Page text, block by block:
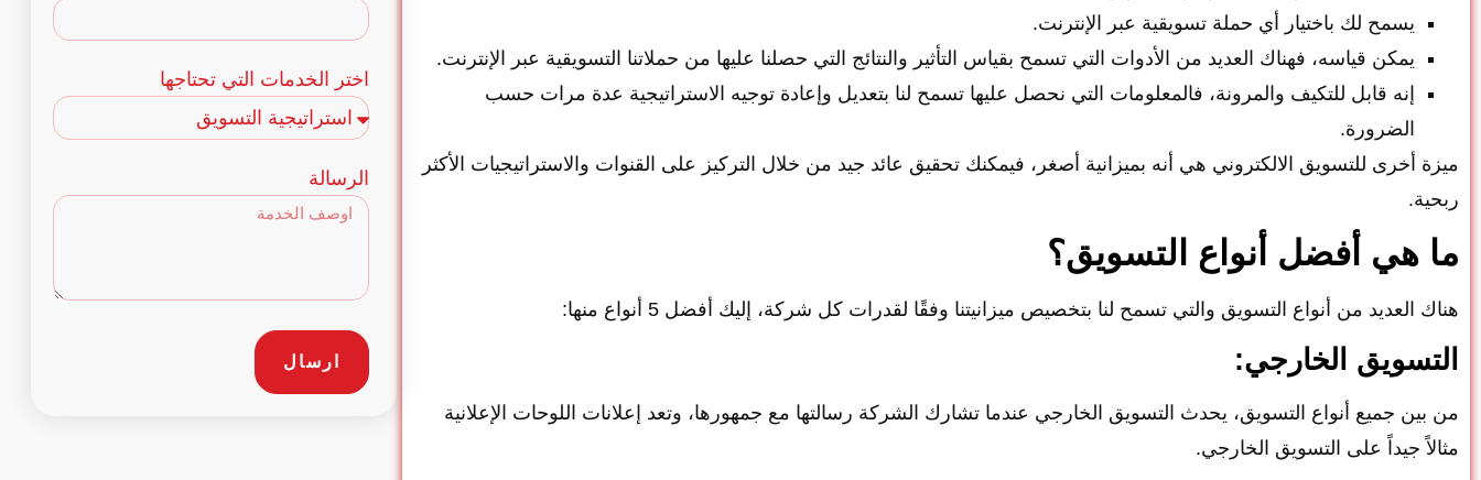
يسمح لك باختيار أي حملة تسويقية عبر الإنترنت.
يمكن قياسه، فهناك العديد من الأدوات التي تسمح بقياس التأثير والنتائج التي حصلنا عليها من حملاتنا التسويقية عبر الإنترنت.
إنه قابل للتكيف والمرونة، فالمعلومات التي نحصل عليها تسمح لنا بتعديل وإعادة توجيه الاستراتيجية عدة مرات حسب
الضرورة.
ميزة أخرى للتسويق الالكتروني هي أنه بميزانية أصغر، فيمكنك تحقيق عائد جيد من خلال التركيز على القنوات والاستراتيجيات الأكثر
ربحية.
ما هي أفضل أنواع التسويق؟
هناك العديد من أنواع التسويق والتي تسمح لنا بتخصيص ميزانيتنا وفقًا لقدرات كل شركة، إليك أفضل 5 أنواع منها:
التسويق الخارجي:
من بين جميع أنواع التسويق، يحدث التسويق الخارجي عندما تشارك الشركة رسالتها مع جمهورها، وتعد إعلانات اللوحات الإعلانية
مثالاً جيداً على التسويق الخارجي.
اختر الخدمات التي تحتاجها
الرسالة
ارسال